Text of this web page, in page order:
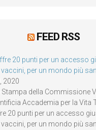
FEED RSS
20 punti per un accesso
vaccini, per un mondo più
2020
della Commissione
Accademia per la Vita
20 punti per un accesso
vaccini, per un mondo più